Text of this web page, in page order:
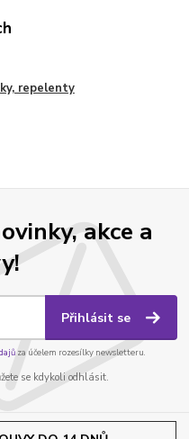
repelenty
akce a
Přihlásit se
za účelem rozesílky newsletteru.
se kdykoli odhlásit.